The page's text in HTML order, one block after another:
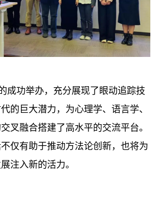
成功举办，充分展现了眼动追踪技
的巨大潜力，为心理学、语言学、
叉融合搭建了高水平的交流平台。
仅有助于推动方法论创新，也将为
注入新的活力。